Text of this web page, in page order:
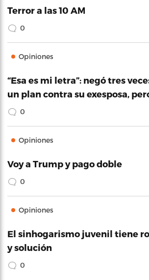
Terror a las 10 AM
0
Opiniones
“Esa es mi letra”: negó tres
un plan contra su exesposa,
0
Opiniones
Voy a Trump y pago doble
0
Opiniones
El sinhogarismo juvenil tiene
y solución
0